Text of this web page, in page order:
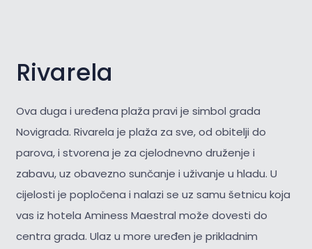
Rivarela
Ova duga i uređena plaža pravi je simbol grada
Novigrada. Rivarela je plaža za sve, od obitelji do
parova, i stvorena je za cjelodnevno druženje i
zabavu, uz obavezno sunčanje i uživanje u hladu. U
cijelosti je popločena i nalazi se uz samu šetnicu koja
vas iz hotela Aminess Maestral može dovesti do
centra grada. Ulaz u more uređen je prikladnim